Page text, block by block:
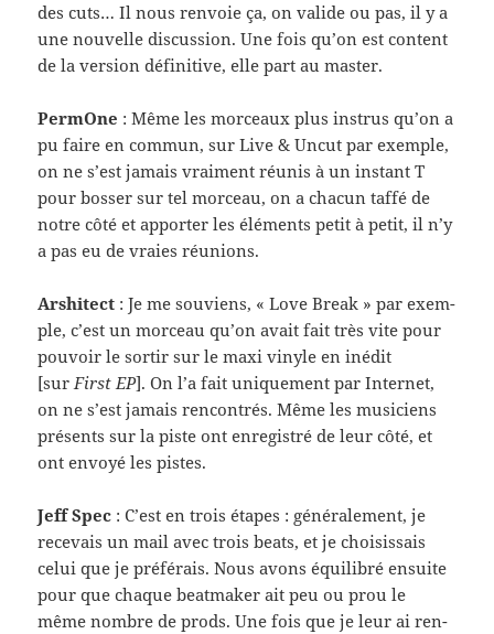
des cuts… Il nous ren­voie ça, on valide ou pas, il y a
une nou­velle dis­cus­sion. Une fois qu’on est con­tent
de la ver­sion défini­tive, elle part au master.
Per­mOne : Même les morceaux plus instrus qu’on a
pu faire en com­mun, sur Live & Uncut par exem­ple,
on ne s’est jamais vrai­ment réu­nis à un instant T
pour bosser sur tel morceau, on a cha­cun taffé de
notre côté et apporter les élé­ments petit à petit, il n’y
a pas eu de vraies réunions.
Arshi­tect : Je me sou­viens, « Love Break » par exem­
ple, c’est un morceau qu’on avait fait très vite pour
pou­voir le sor­tir sur le maxi vinyle en inédit
[sur First EP]. On l’a fait unique­ment par Inter­net,
on ne s’est jamais ren­con­trés. Même les musi­ciens
présents sur la piste ont enreg­istré de leur côté, et
ont envoyé les pistes.
Jeff Spec : C’est en trois étapes : générale­ment, je
rece­vais un mail avec trois beats, et je choi­sis­sais
celui que je préférais. Nous avons équili­bré ensuite
pour que chaque beat­maker ait peu ou prou le
même nom­bre de prods. Une fois que je leur ai ren­